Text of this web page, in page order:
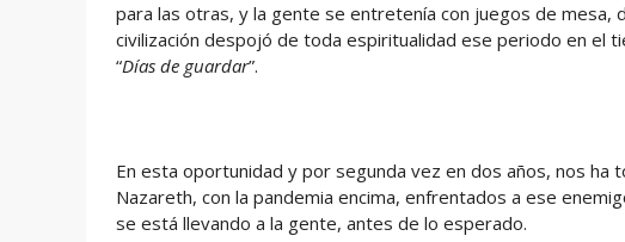
para las otras, y la gente se entretenía con juegos de mesa,
civilización despojó de toda espiritualidad ese periodo en el
“Días de guardar”.
En esta oportunidad y por segunda vez en dos años, nos ha
Nazareth, con la pandemia encima, enfrentados a ese
se está llevando a la gente, antes de lo esperado.